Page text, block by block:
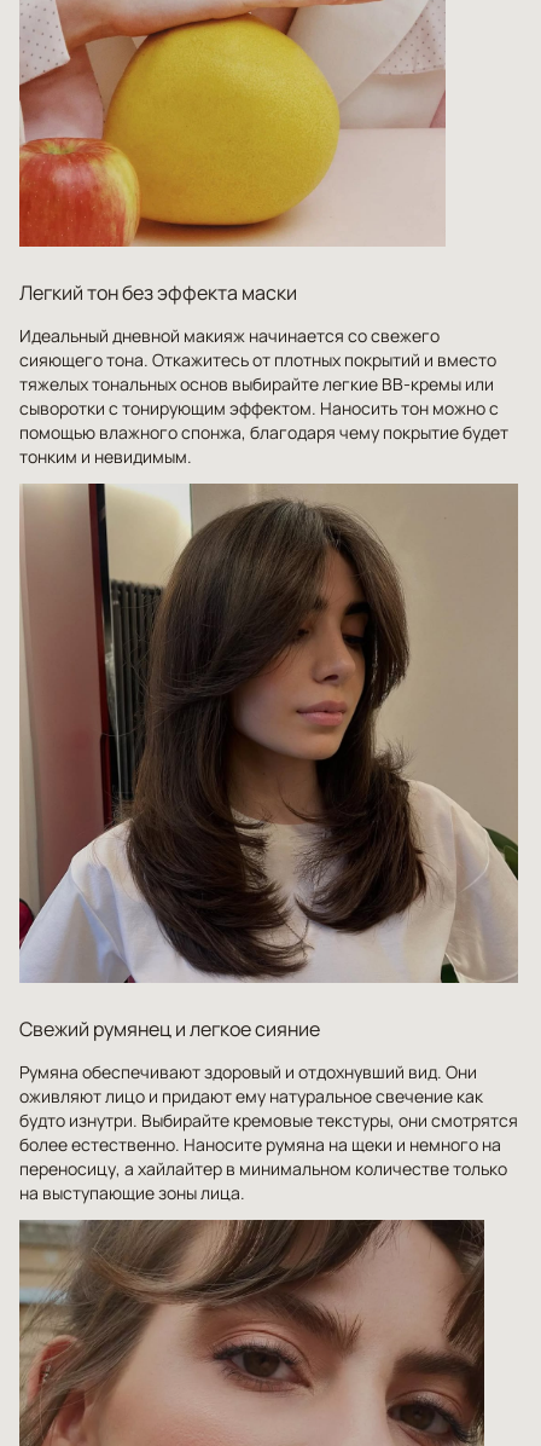
Легкий тон без эффекта маски
Идеальный дневной макияж начинается со свежего
сияющего тона. Откажитесь от плотных покрытий и вместо
тяжелых тональных основ выбирайте легкие ВВ-кремы или
сыворотки с тонирующим эффектом. Наносить тон можно с
помощью влажного спонжа, благодаря чему покрытие будет
тонким и невидимым.
Свежий румянец и легкое сияние
Румяна обеспечивают здоровый и отдохнувший вид. Они
оживляют лицо и придают ему натуральное свечение как
будто изнутри. Выбирайте кремовые текстуры, они смотрятся
более естественно. Наносите румяна на щеки и немного на
переносицу, а хайлайтер в минимальном количестве только
на выступающие зоны лица.